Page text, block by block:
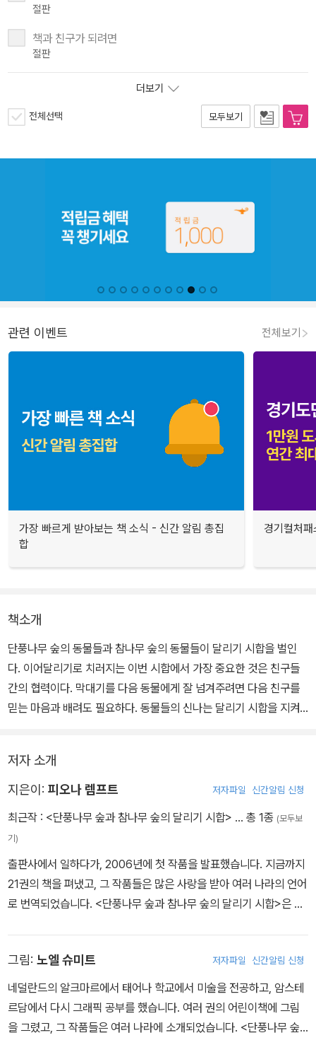
절판
책과 친구가 되려면
절판
더보기
전체선택 모두보기
관련 이벤트 전체보기
가장 빠르게 받아보는 책 소식 - 신간 알림 총집
합
경기컬처
책소개
단풍나무 숲의 동물들과 참나무 숲의 동물들이 달리기 시합을 벌인
다. 이어달리기로 치러지는 이번 시합에서 가장 중요한 것은 친구들
간의 협력이다. 막대기를 다음 동물에게 잘 넘겨주려면 다음 친구를
믿는 마음과 배려도 필요하다. 동물들의 신나는 달리기 시합을 지켜
기고 지는 것과 상관없이 모두 기뻐하며 축하하는 동물들을 보며, 경
쟁에서의 바람직한 모습에 대해서도 아이와 함께 생각해 볼 수 있다.
저자 소개
지은이: 피오나 렘프트 저자파일 신간알림 신청
최근작 : <단풍나무 숲과 참나무 숲의 달리기 시합> … 총 1종 (모두보
기)
출판사에서 일하다가, 2006년에 첫 작품을 발표했습니다. 지금까지
21권의 책을 펴냈고, 그 작품들은 많은 사랑을 받아 여러 나라의 언어
로 번역되었습니다. <단풍나무 숲과 참나무 숲의 달리기 시합>은 우
그림: 노엘 슈미트 저자파일 신간알림 신청
네덜란드의 알크마르에서 태어나 학교에서 미술을 전공하고, 암스테
르담에서 다시 그래픽 공부를 했습니다. 여러 권의 어린이책에 그림
을 그렸고, 그 작품들은 여러 나라에 소개되었습니다. <단풍나무 숲